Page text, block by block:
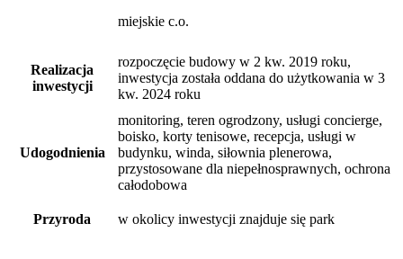
miejskie c.o.
Realizacja
inwestycji
rozpoczęcie budowy w 2 kw. 2019 roku,
inwestycja została oddana do użytkowania w 3
kw. 2024 roku
Udogodnienia
monitoring, teren ogrodzony, usługi concierge,
boisko, korty tenisowe, recepcja, usługi w
budynku, winda, siłownia plenerowa,
przystosowane dla niepełnosprawnych, ochrona
całodobowa
Przyroda w okolicy inwestycji znajduje się park